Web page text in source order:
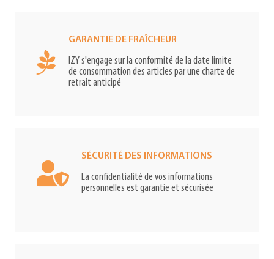
GARANTIE DE FRAÎCHEUR
IZY s'engage sur la conformité de la date limite
de consommation des articles par une charte de
retrait anticipé
SÉCURITÉ DES INFORMATIONS
La confidentialité de vos informations
personnelles est garantie et sécurisée